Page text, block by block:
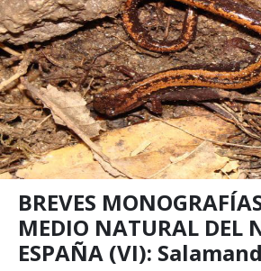
BREVES
MEDIO NATURAL DEL
ESPAÑA (VI):